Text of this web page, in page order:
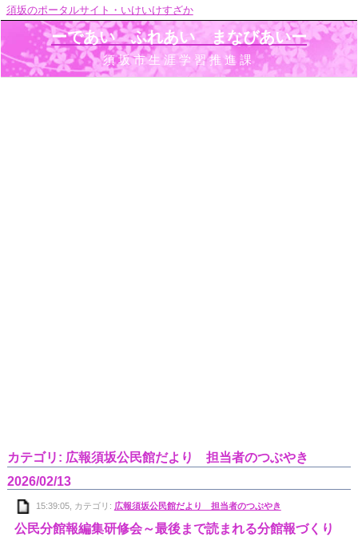
須坂のポータルサイト・いけいけすざか
ーであい ふれあい まなびあいー
須坂市生涯学習推進課
カテゴリ: 広報須坂公民館だより 担当者のつぶやき
2026/02/13
15:39:05, カテゴリ: 広報須坂公民館だより 担当者のつぶやき
公民分館報編集研修会～最後まで読まれる分館報づくり